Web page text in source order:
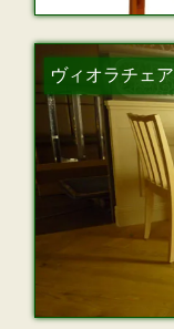
ヴィオラチェア